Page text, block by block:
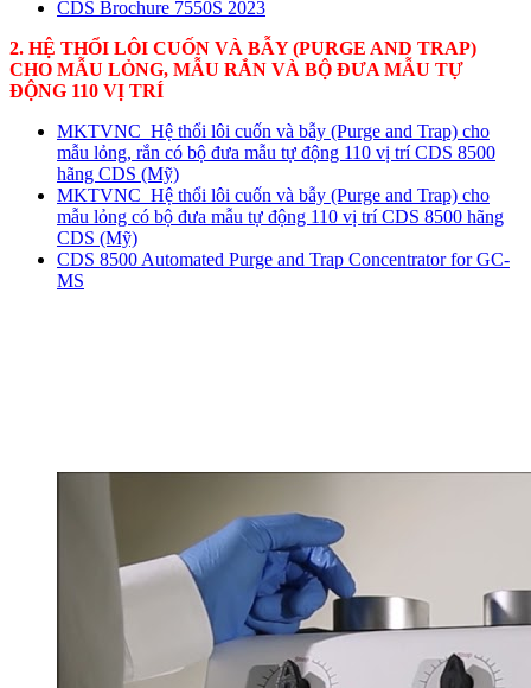
CDS Brochure 7550S 2023
2. HỆ THỔI LÔI CUỐN VÀ BẪY (PURGE AND TRAP)
CHO MẪU LỎNG, MẪU RẮN VÀ BỘ ĐƯA MẪU TỰ
ĐỘNG 110 VỊ TRÍ
MKTVNC_Hệ thổi lôi cuốn và bẫy (Purge and Trap) cho
mẫu lỏng, rắn có bộ đưa mẫu tự động 110 vị trí CDS 8500
hãng CDS (Mỹ)
MKTVNC_Hệ thổi lôi cuốn và bẫy (Purge and Trap) cho
mẫu lỏng có bộ đưa mẫu tự động 110 vị trí CDS 8500 hãng
CDS (Mỹ)
CDS 8500 Automated Purge and Trap Concentrator for GC-
MS